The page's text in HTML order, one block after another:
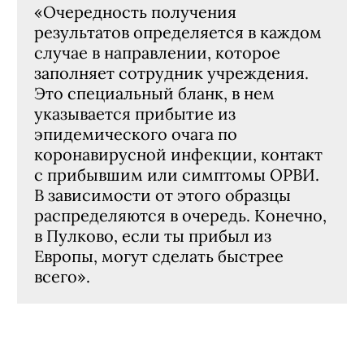
«Очередность получения
результатов определяется в каждом
случае в направлении, которое
заполняет сотрудник учреждения.
Это специальный бланк, в нем
указывается прибытие из
эпидемического очага по
коронавирусной инфекции, контакт
с прибывшим или симптомы ОРВИ.
В зависимости от этого образцы
распределяются в очередь. Конечно,
в Пулково, если ты прибыл из
Европы, могут сделать быстрее
всего».